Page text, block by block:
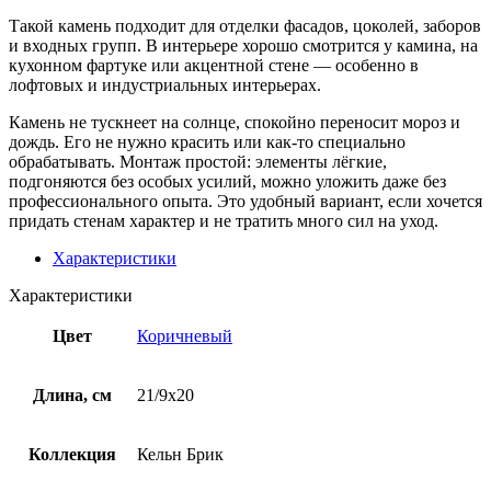
Такой камень подходит для отделки фасадов, цоколей, заборов
и входных групп. В интерьере хорошо смотрится у камина, на
кухонном фартуке или акцентной стене — особенно в
лофтовых и индустриальных интерьерах.
Камень не тускнеет на солнце, спокойно переносит мороз и
дождь. Его не нужно красить или как-то специально
обрабатывать. Монтаж простой: элементы лёгкие,
подгоняются без особых усилий, можно уложить даже без
профессионального опыта. Это удобный вариант, если хочется
придать стенам характер и не тратить много сил на уход.
Характеристики
Характеристики
Цвет Коричневый
Длина, см 21/9х20
Коллекция Кельн Брик